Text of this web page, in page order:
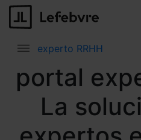
experto RRHH
portal
La